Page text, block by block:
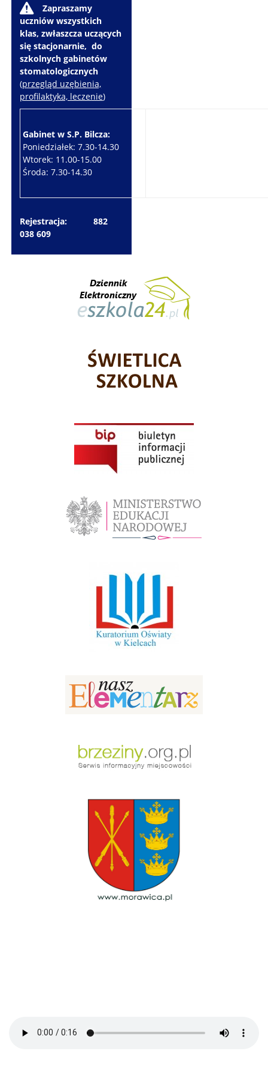
W
Zapraszamy
uczniów wszystkich
klas, zwłaszcza uczących
się stacjonarnie, do
szkolnych gabinetów
stomatologicznych
(przegląd uzębienia,
profilaktyka, leczenie)
Gabinet w S.P. Bilcza:
Poniedziałek: 7.30-14.30
Wtorek: 11.00-15.00
Środa: 7.30-14.30
Rejestracja: 882
038 609